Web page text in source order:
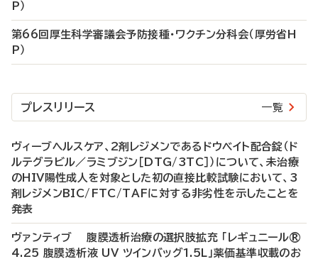
P）
第66回厚生科学審議会予防接種・ワクチン分科会（厚労省H
P）
プレスリリース 一覧
ヴィーブヘルスケア、2剤レジメンであるドウベイト配合錠（ド
ルテグラビル／ラミブジン［DTG/3TC］）について、未治療
のHIV陽性成人を対象とした初の直接比較試験において、3
剤レジメンBIC/FTC/TAFに対する非劣性を示したことを
発表
ヴァンティブ 腹膜透析治療の選択肢拡充 「レギュニール®
4.25 腹膜透析液 UV ツインバッグ1.5L」薬価基準収載のお